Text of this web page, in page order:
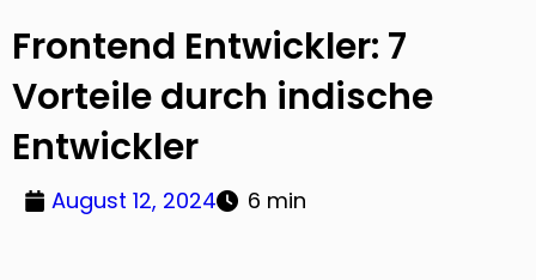
Frontend Entwickler: 7
Vorteile durch indische
Entwickler
August 12, 2024 6 min